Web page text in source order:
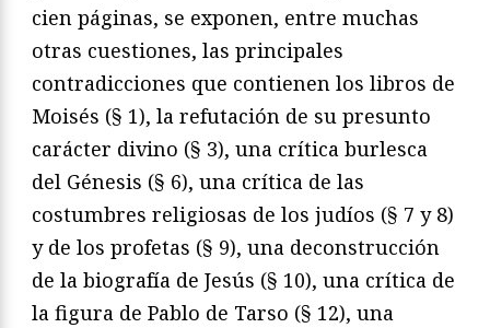
cien páginas, se exponen, entre muchas
otras cuestiones, las principales
contradicciones que contienen los libros de
Moisés (§ 1), la refutación de su presunto
carácter divino (§ 3), una crítica burlesca
del Génesis (§ 6), una crítica de las
costumbres religiosas de los judíos (§ 7 y 8)
y de los profetas (§ 9), una deconstrucción
de la biografía de Jesús (§ 10), una crítica de
la figura de Pablo de Tarso (§ 12), una